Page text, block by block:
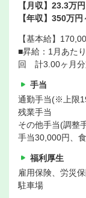
【月収】23.3万
【年収】350万
【基本給】
■昇給：1月あた
回 計3.00ヶ月分
手当
通勤手当(※上限
残業手当
その他手当(調整
手当30,000円、
福利厚生
雇用保険、労災
駐車場